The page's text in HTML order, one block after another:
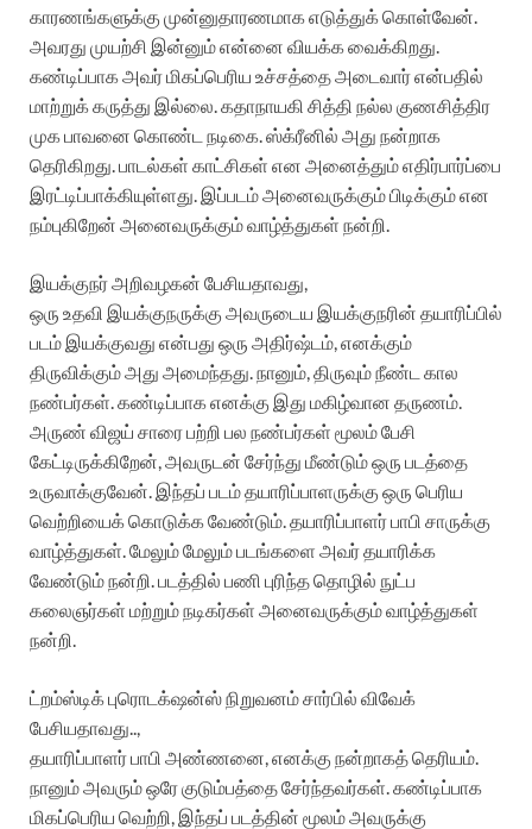
காரணங்களுக்கு முன்னுதாரணமாக எடுத்துக் கொள்வேன்.
அவரது முயற்சி இன்னும் என்னை வியக்க வைக்கிறது.
கண்டிப்பாக அவர் மிகப்பெரிய உச்சத்தை அடைவார் என்பதில்
மாற்றுக் கருத்து இல்லை. கதாநாயகி சித்தி நல்ல குணசித்திர
முக பாவனை கொண்ட நடிகை. ஸ்க்ரீனில் அது நன்றாக
தெரிகிறது. பாடல்கள் காட்சிகள் என அனைத்தும் எதிர்பார்ப்பை
இரட்டிப்பாக்கியுள்ளது. இப்படம் அனைவருக்கும் பிடிக்கும் என
நம்புகிறேன் அனைவருக்கும் வாழ்த்துகள் நன்றி.
இயக்குநர் அறிவழகன் பேசியதாவது,
ஒரு உதவி இயக்குநருக்கு அவருடைய இயக்குநரின் தயாரிப்பில்
படம் இயக்குவது என்பது ஒரு அதிர்ஷ்டம், எனக்கும்
திருவிக்கும் அது அமைந்தது. நானும், திருவும் நீண்ட கால
நண்பர்கள். கண்டிப்பாக எனக்கு இது மகிழ்வான தருணம்.
அருண் விஜய் சாரை பற்றி பல நண்பர்கள் மூலம் பேசி
கேட்டிருக்கிறேன், அவருடன் சேர்ந்து மீண்டும் ஒரு படத்தை
உருவாக்குவேன். இந்தப் படம் தயாரிப்பாளருக்கு ஒரு பெரிய
வெற்றியைக் கொடுக்க வேண்டும். தயாரிப்பாளர் பாபி சாருக்கு
வாழ்த்துகள். மேலும் மேலும் படங்களை அவர் தயாரிக்க
வேண்டும் நன்றி. படத்தில் பணி புரிந்த தொழில் நுட்ப
கலைஞர்கள் மற்றும் நடிகர்கள் அனைவருக்கும் வாழ்த்துகள்
நன்றி.
ட்றம்ஸ்டிக் புரொடக்‌ஷன்ஸ் நிறுவனம் சார்பில் விவேக்
பேசியதாவது..,
தயாரிப்பாளர் பாபி அண்ணனை, எனக்கு நன்றாகத் தெரியம்.
நானும் அவரும் ஒரே குடும்பத்தை சேர்ந்தவர்கள். கண்டிப்பாக
மிகப்பெரிய வெற்றி, இந்தப் படத்தின் மூலம் அவருக்கு